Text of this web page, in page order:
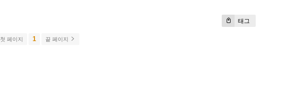
태그
첫 페이지 1 끝 페이지